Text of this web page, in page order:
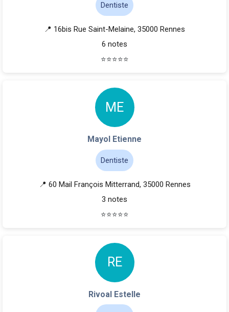
Dentiste
📍 16bis Rue Saint-Melaine, 35000 Rennes
6 notes
⭐⭐⭐⭐⭐
ME
Mayol Etienne
Dentiste
📍 60 Mail François Mitterrand, 35000 Rennes
3 notes
⭐⭐⭐⭐⭐
RE
Rivoal Estelle